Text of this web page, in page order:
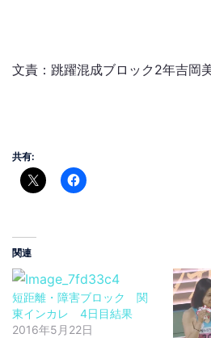
文責：跳躍混成ブロック2年吉岡
共有:
関連
短距離・障害ブロック 関
東インカレ 4日目結果
2016年5月22日